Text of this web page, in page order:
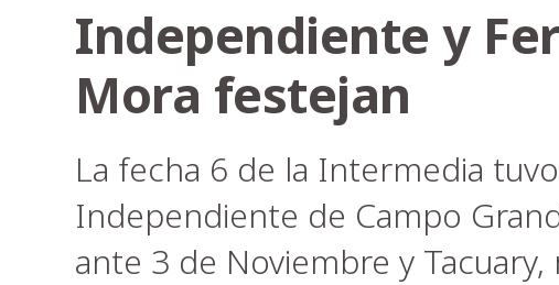
Independiente y
Mora festejan
La fecha 6 de la Intermedia
Independiente de Campo
ante 3 de Noviembre y